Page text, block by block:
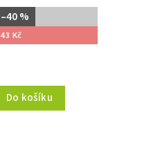
–40 %
43 Kč
Do košíku